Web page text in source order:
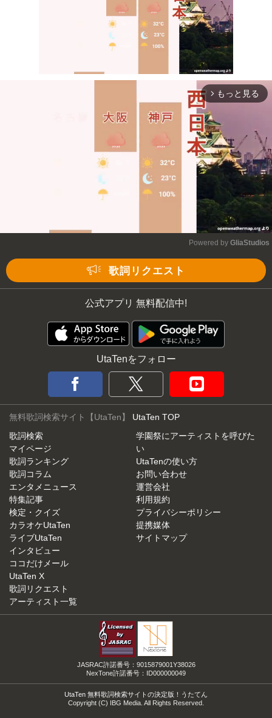
Mute
arrow_forward_ios もっと見る
Powered by GliaStudios
歌詞リクエスト
公式アプリ 無料配信中!
UtaTenをフォロー
無料歌詞検索サイト【UtaTen】 UtaTen TOP
歌詞検索
マイページ
歌詞ランキング
歌詞コラム
エンタメニュース
特集記事
検定・クイズ
カラオケUtaTen
ライブUtaTen
インタビュー
ココだけメール
UtaTen X
歌詞リクエスト
アーティスト一覧
学園祭にアーティストを呼びた
い
UtaTenの使い方
お問い合わせ
運営会社
利用規約
プライバシーポリシー
提携媒体
サイトマップ
JASRAC許諾番号：9015879001Y38026
NexTone許諾番号：ID000000049
UtaTen 無料歌詞検索サイトの決定版！うたてん
Copyright (C) IBG Media. All Rights Reserved.